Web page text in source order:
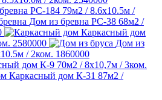
РС-184 79м2 / 8.6х10.5м /
Дом из бревна РС-38 68м2 /
Каркасный дом
2580000
Дом из
/ 2ком. 1860000
дом К-9 70м2 / 8х10,7м / 3ком.
Каркасный дом К-31 87м2 /